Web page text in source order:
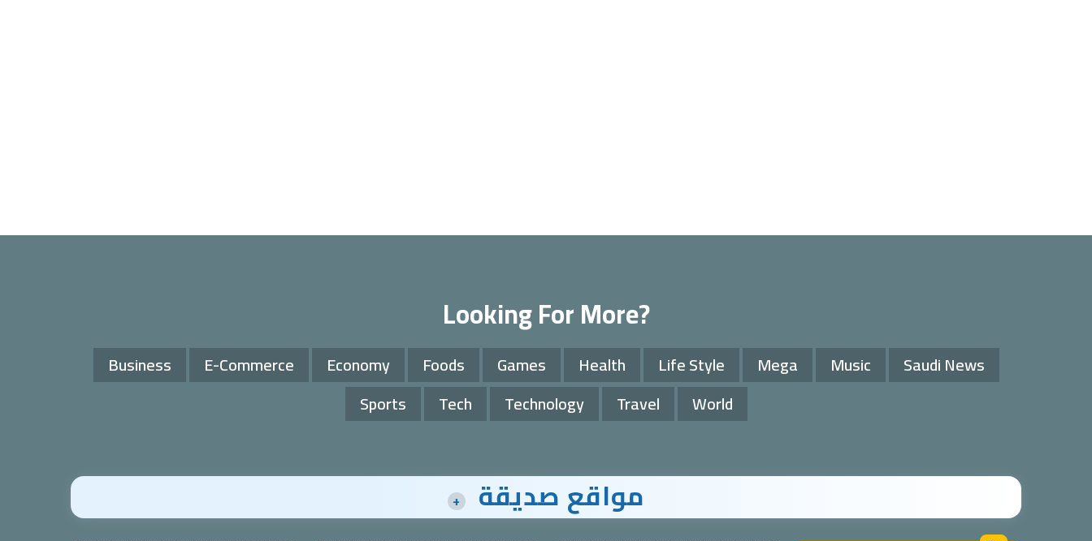
Looking For More?
Business E-Commerce Economy Foods Games Health Life Style Mega Music
Saudi News
Sports
Tech Technology Travel World
مواقع صديقة +